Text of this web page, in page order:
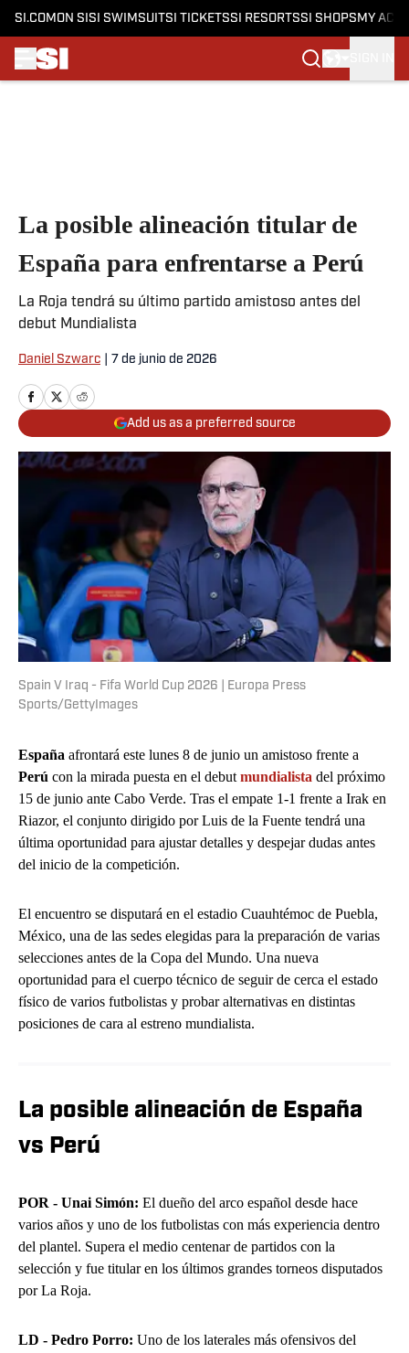
SI.COM ON SI SI SWIMSUITSI TICKETSSI RESORTSSI SHOPS MY
La posible alineación titular de
España para enfrentarse a Perú
La Roja tendrá su último partido amistoso antes del
debut Mundialista
Daniel Szwarc 7 de junio de 2026
Add us as a preferred source
Spain V Iraq - Fifa World Cup 2026 | Europa Press
Sports/GettyImages
España afrontará este lunes 8 de junio un amistoso frente a
Perú con la mirada puesta en el debut mundialista del próximo
15 de junio ante Cabo Verde. Tras el empate 1-1 frente a Irak en
Riazor, el conjunto dirigido por Luis de la Fuente tendrá una
última oportunidad para ajustar detalles y despejar dudas antes
del inicio de la competición.
El encuentro se disputará en el estadio Cuauhtémoc de Puebla,
México, una de las sedes elegidas para la preparación de varias
selecciones antes de la Copa del Mundo. Una nueva
oportunidad para el cuerpo técnico de seguir de cerca el estado
físico de varios futbolistas y probar alternativas en distintas
posiciones de cara al estreno mundialista.
La posible alineación de España
vs Perú
POR - Unai Simón: El dueño del arco español desde hace
varios años y uno de los futbolistas con más experiencia dentro
del plantel. Supera el medio centenar de partidos con la
selección y fue titular en los últimos grandes torneos disputados
por La Roja.
LD - Pedro Porro: Uno de los laterales más ofensivos del